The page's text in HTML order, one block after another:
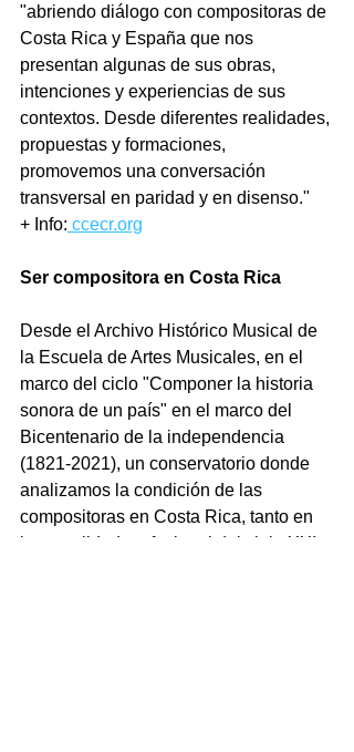
"abriendo diálogo con compositoras de
Costa Rica y España que nos
presentan algunas de sus obras,
intenciones y experiencias de sus
contextos. Desde diferentes realidades,
propuestas y formaciones,
promovemos una conversación
transversal en paridad y en disenso."
+ Info: ccecr.org
Ser compositora en Costa Rica
Desde el Archivo Histórico Musical de
la Escuela de Artes Musicales, en el
marco del ciclo "Componer la historia
sonora de un país" en el marco del
Bicentenario de la independencia
(1821-2021), un conservatorio donde
analizamos la condición de las
compositoras en Costa Rica, tanto en
la actualidad profesional del siglo XXI,